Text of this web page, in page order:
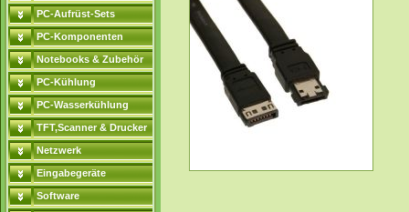
PC-Aufrüst-Sets
PC-Komponenten
Notebooks & Zubehör
PC-Kühlung
PC-Wasserkühlung
TFT,Scanner & Drucker
Netzwerk
Eingabegeräte
Software